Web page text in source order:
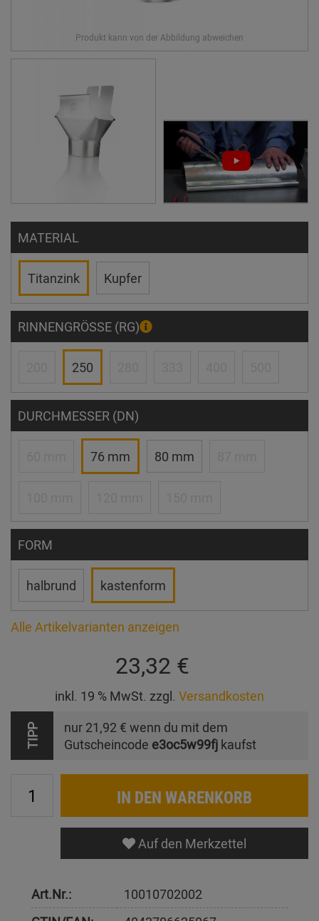
MATERIAL
Titanzink Kupfer
RINNENGRÖSSE (RG)
250
DURCHMESSER (DN)
76 mm 80 mm
FORM
halbrund kastenform
Alle Artikelvarianten anzeigen
23,32 €
inkl. 19 % MwSt. zzgl. Versandkosten
TIPP nur 21,92 € wenn du mit dem
Gutscheincode e3oc5w99fj kaufst
IN DEN WARENKORB
Auf den Merkzettel
Art.Nr.:
10010702002